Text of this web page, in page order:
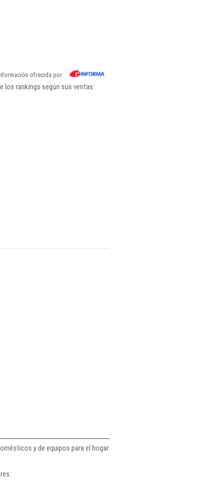
ofrecida por
los rankings según sus ventas:
y de equipos para el hogar